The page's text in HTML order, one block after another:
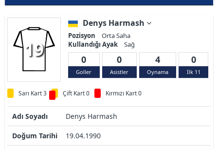
19
Denys Harmash
Pozisyon
Orta Saha
Kullandığı Ayak
Sağ
0
Goller
0
Asistler
4
Oynama
0
İlk 11
Sarı Kart 3 Çift Kart 0 Kırmızı Kart 0
Adı Soyadı Denys Harmash
Doğum Tarihi 19.04.1990